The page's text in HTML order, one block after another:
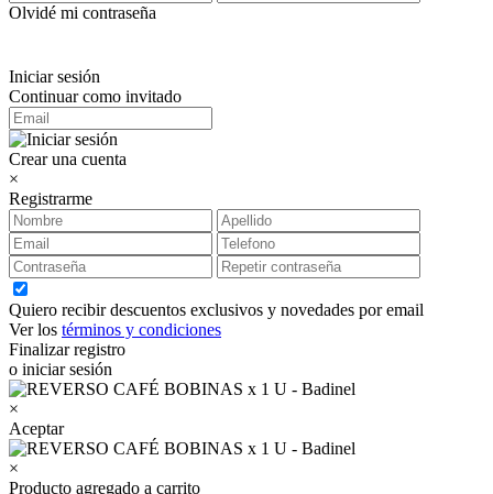
Olvidé mi contraseña
Iniciar sesión
Continuar como invitado
Crear una cuenta
×
Registrarme
Quiero recibir descuentos exclusivos y novedades por email
Ver los términos y condiciones
Finalizar registro
o iniciar sesión
×
Aceptar
×
Producto agregado a carrito